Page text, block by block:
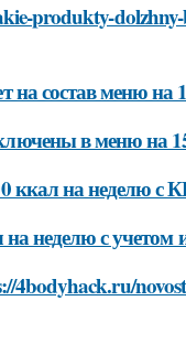
produkty-
состав меню на
в меню на
ккал на неделю с
неделю с
4bodyhack.ru/